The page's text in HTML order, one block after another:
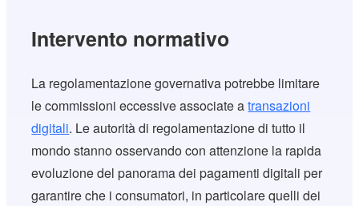
Intervento normativo
La regolamentazione governativa potrebbe limitare
le commissioni eccessive associate atransazioni
digitali. Le autorità di regolamentazione di tutto il
mondo stanno osservando con attenzione la rapida
evoluzione del panorama dei pagamenti digitali per
garantire che i consumatori, in particolare quelli dei